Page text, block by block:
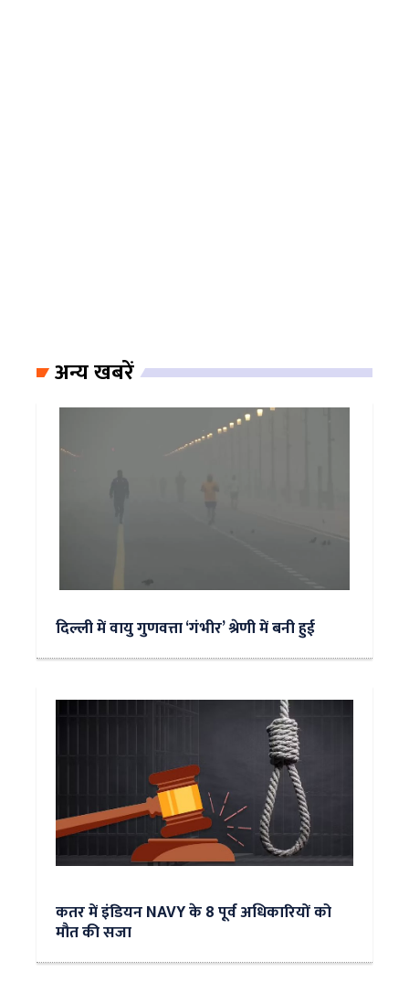
अन्य खबरें
दिल्ली में वायु गुणवत्ता ‘गंभीर’ श्रेणी में बनी हुई
कतर में इंडियन NAVY के 8 पूर्व अधिकारियों को
मौत की सजा